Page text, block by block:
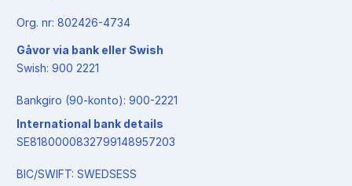
Org. nr: 802426-4734
Gåvor via bank eller Swish
Swish: 900 2221
Bankgiro (90-konto): 900-2221
International bank details
SE8180000832799148957203
BIC/SWIFT: SWEDSESS